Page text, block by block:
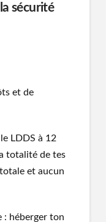
sécurité
et de
LDDS à 12
totalité de tes
et aucun
: héberger ton